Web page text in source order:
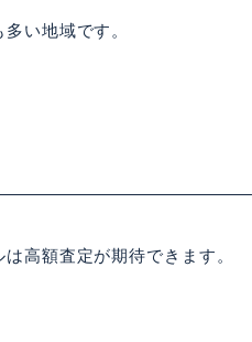
い地域です。
高額査定が期待できます。